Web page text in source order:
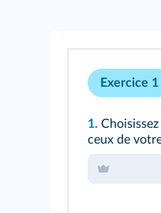
Exercice 1
1.
ceux de